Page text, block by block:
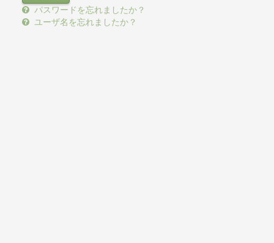
パスワードを忘れましたか？
ユーザ名を忘れましたか？